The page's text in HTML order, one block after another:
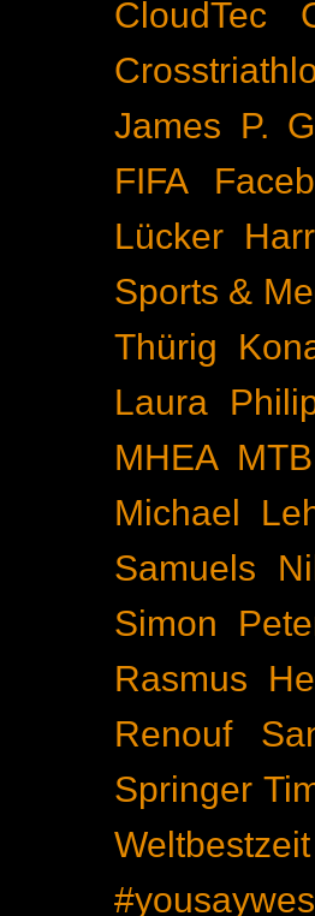
CloudTec
James P.
FIFA
Lücker
Sports &
Thürig
Laura
MHEA MTB
Michael
Samuels
Simon
Rasmus
Renouf
Springer
Weltbestzeit